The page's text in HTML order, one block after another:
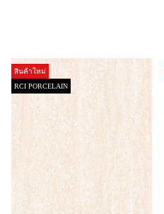
สินค้าใหม่
RCI PORCELAIN